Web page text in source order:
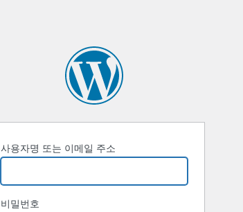
사용자명 또는 이메일 주소
비밀번호